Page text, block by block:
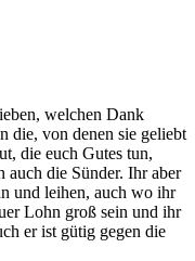
welchen Dank
die, von denen sie geliebt
die euch Gutes tun,
die Sünder. Ihr aber
und leihen, auch wo ihr
Lohn groß sein und ihr
er ist gütig gegen die